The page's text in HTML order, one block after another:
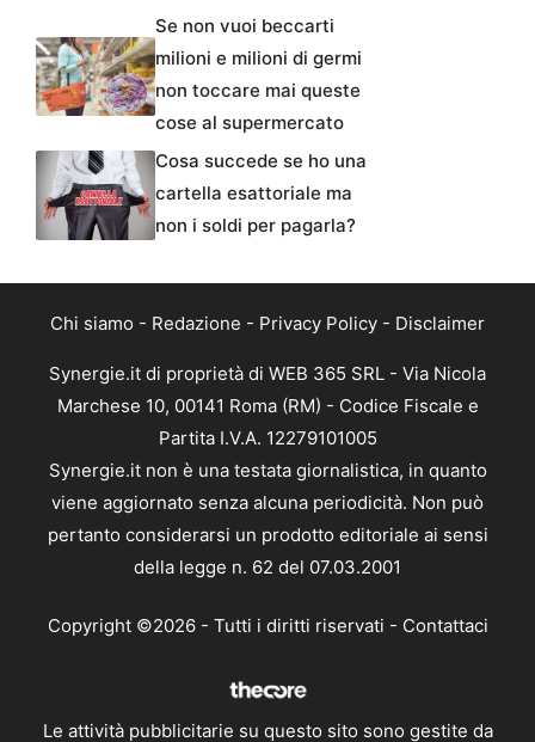
Se non vuoi beccarti
milioni e milioni di germi
non toccare mai queste
cose al supermercato
Cosa succede se ho una
cartella esattoriale ma
non i soldi per pagarla?
Chi siamo - Redazione - Privacy Policy - Disclaimer
Synergie.it di proprietà di WEB 365 SRL - Via Nicola
Marchese 10, 00141 Roma (RM) - Codice Fiscale e
Partita I.V.A. 12279101005
Synergie.it non è una testata giornalistica, in quanto
viene aggiornato senza alcuna periodicità. Non può
pertanto considerarsi un prodotto editoriale ai sensi
della legge n. 62 del 07.03.2001
Copyright ©2026 - Tutti i diritti riservati - Contattaci
Le attività pubblicitarie su questo sito sono gestite da